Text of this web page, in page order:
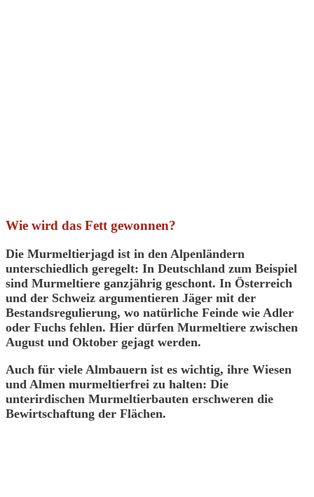
Wie wird das Fett gewonnen?
Die Murmeltierjagd ist in den Alpenländern
unterschiedlich geregelt: In Deutschland zum Beispiel
sind Murmeltiere ganzjährig geschont. In Österreich
und der Schweiz argumentieren Jäger mit der
Bestandsregulierung, wo natürliche Feinde wie Adler
oder Fuchs fehlen. Hier dürfen Murmeltiere zwischen
August und Oktober gejagt werden.
Auch für viele Almbauern ist es wichtig, ihre Wiesen
und Almen murmeltierfrei zu halten: Die
unterirdischen Murmeltierbauten erschweren die
Bewirtschaftung der Flächen.